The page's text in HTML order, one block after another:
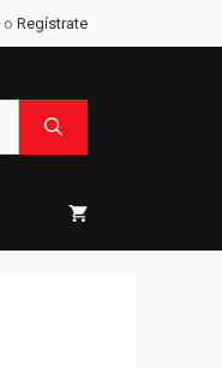
o Regístrate